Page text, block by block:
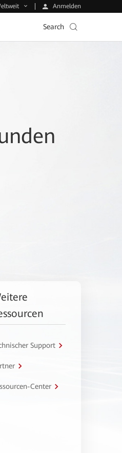
Anmelden
Search
Support
Center